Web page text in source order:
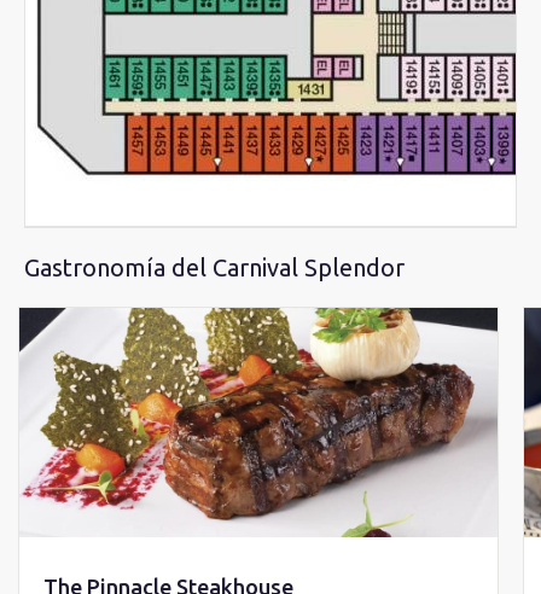
Gastronomía del Carnival Splendor
The Pinnacle Steakhouse